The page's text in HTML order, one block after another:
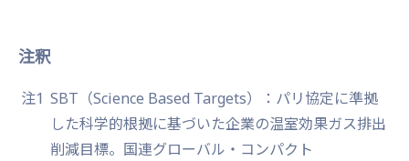
注釈
注1 SBT（Science Based Targets）：パリ協定に準拠
した科学的根拠に基づいた企業の温室効果ガス排出
削減目標。国連グローバル・コンパクト